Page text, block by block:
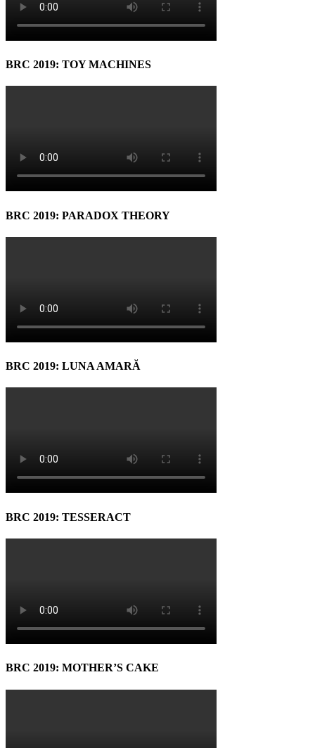
BRC 2019: TOY MACHINES
BRC 2019: PARADOX THEORY
BRC 2019: LUNA AMARĂ
BRC 2019: TESSERACT
BRC 2019: MOTHER’S CAKE